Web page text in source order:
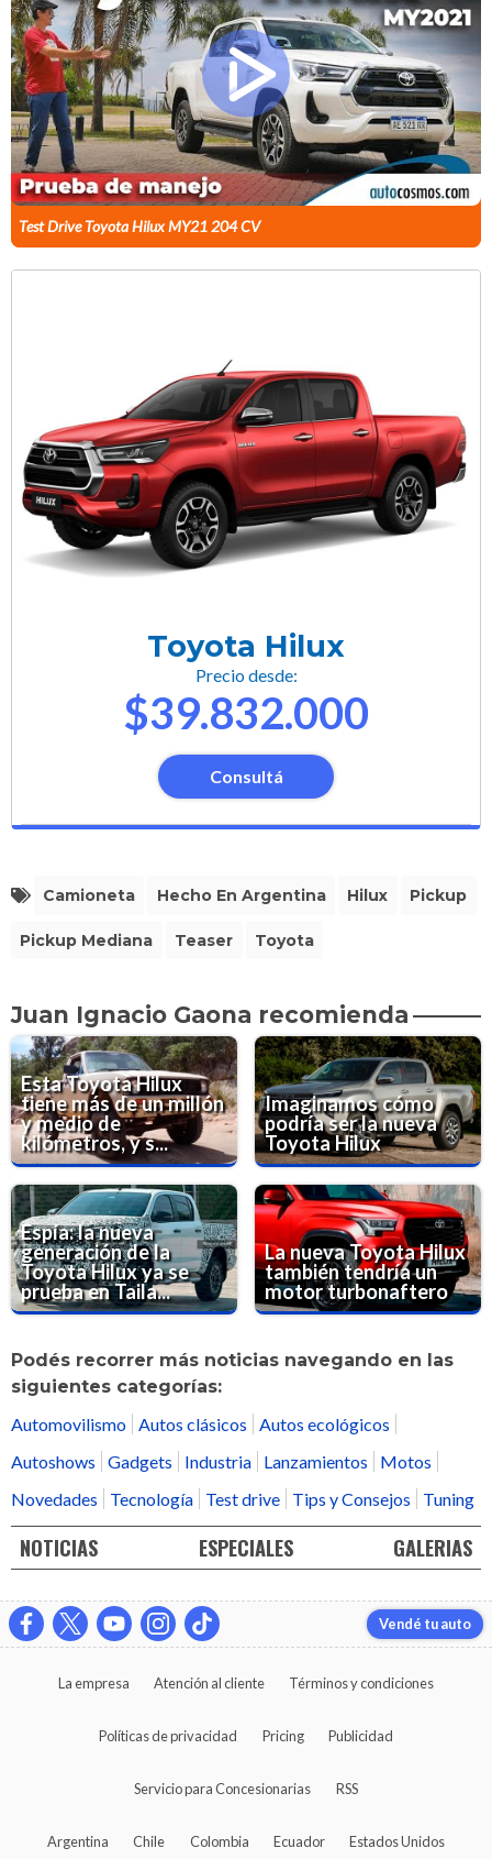
Test Drive Toyota Hilux MY21 204 CV
Toyota Hilux
Precio desde:
$39.832.000
Consultá
Camioneta Hecho En Argentina Hilux Pickup
Pickup Mediana Teaser Toyota
Juan Ignacio Gaona recomienda
Esta Toyota Hilux
tiene más de un millón
y medio de
kilómetros, y s...
Imaginamos cómo
podría ser la nueva
Toyota Hilux
Espía: la nueva
generación de la
Toyota Hilux ya se
prueba en Taila...
La nueva Toyota Hilux
también tendría un
motor turbonaftero
Podés recorrer más noticias navegando en las
siguientes categorías:
Automovilismo
Autos clásicos
Autos ecológicos
Autoshows
Gadgets Industria Lanzamientos
Motos
Novedades
Tecnología Test drive Tips y Consejos Tuning
NOTICIAS ESPECIALES GALERIAS
Vendé tu auto
La empresa Atención al cliente Términos y condiciones
Políticas de privacidad Pricing Publicidad
Servicio para Concesionarias RSS
Argentina Chile Colombia Ecuador Estados Unidos